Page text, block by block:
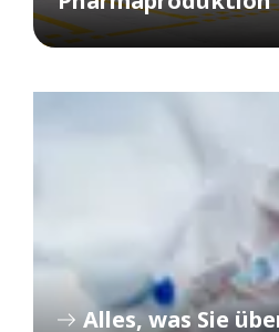
Alles, was Sie